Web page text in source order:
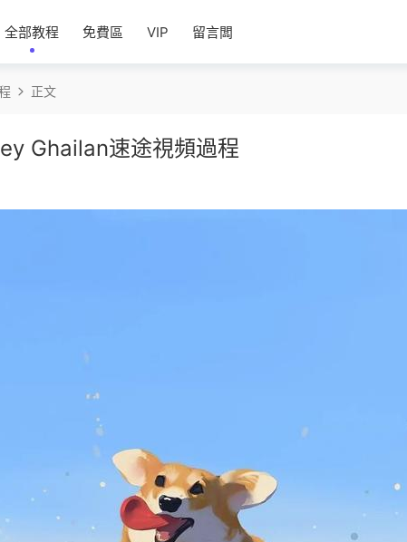
全部教程 免費區 VIP 留言闆
正文
Ghailan速途視頻過程